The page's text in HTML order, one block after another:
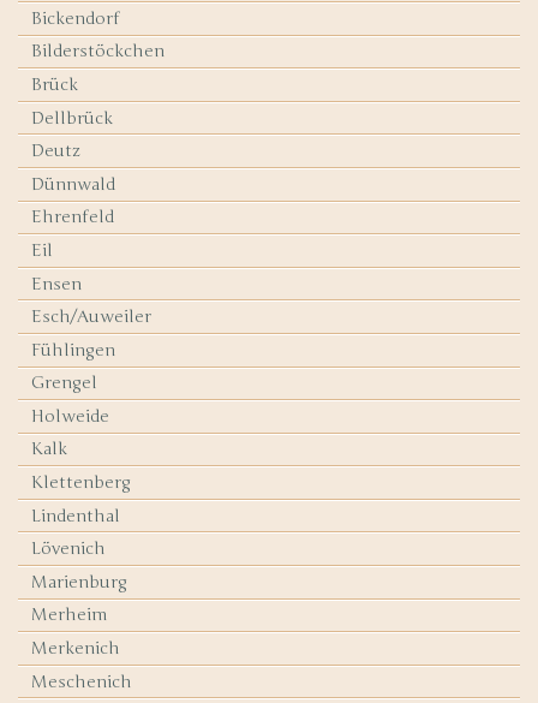
Bickendorf
Bilderstöckchen
Brück
Dellbrück
Deutz
Dünnwald
Ehrenfeld
Eil
Ensen
Esch/Auweiler
Fühlingen
Grengel
Holweide
Kalk
Klettenberg
Lindenthal
Lövenich
Marienburg
Merheim
Merkenich
Meschenich